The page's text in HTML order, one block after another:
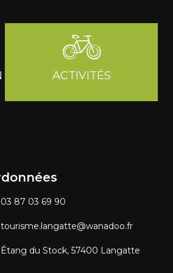
ACTIVITÉS
03 87 03 69 90
tourisme.langatte@wanadoo.fr
Étang du Stock, 57400 Langatte